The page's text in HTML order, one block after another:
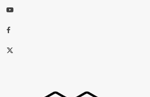
Youtube
Facebook
X